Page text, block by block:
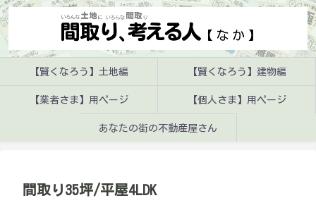
【賢くなろう】土地編 【賢くなろう】建物編
【業者さま】用ページ 【個人さま】用ページ
あなたの街の不動産屋さん
間取り35坪/平屋4LDK